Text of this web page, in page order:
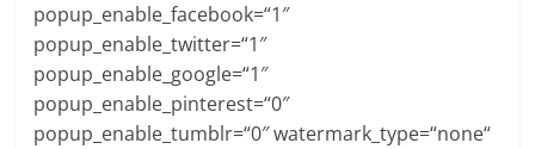
popup_enable_facebook=“1″
popup_enable_twitter=“1″
popup_enable_google=“1″
popup_enable_pinterest=“0″
popup_enable_tumblr=“0″ watermark_type=“none“